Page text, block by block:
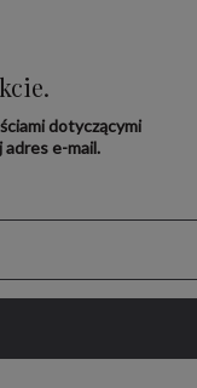
dotyczącymi
e-mail.